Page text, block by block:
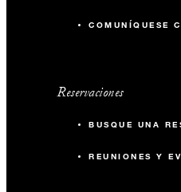
COMUNÍQUESE
Reservaciones
BUSQUE UNA
REUNIONES Y